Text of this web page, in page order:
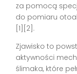
za pomocą
do pomiaru
[1][2].
Zjawisko to
aktywności
ślimaka, które